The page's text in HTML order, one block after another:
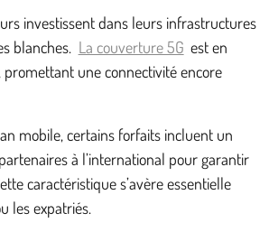
investissent dans leurs infrastructures
blanches. La couverture 5G est en
promettant une connectivité encore
mobile, certains forfaits incluent un
à l’international pour garantir
caractéristique s’avère essentielle
les expatriés.